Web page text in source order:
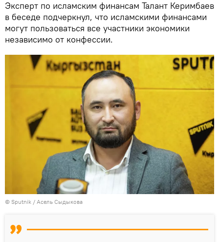
Эксперт по исламским финансам Талант Керимбаев
в беседе подчеркнул, что исламскими финансами
могут пользоваться все участники экономики
независимо от конфессии.
© Sputnik / Асель Сыдыкова